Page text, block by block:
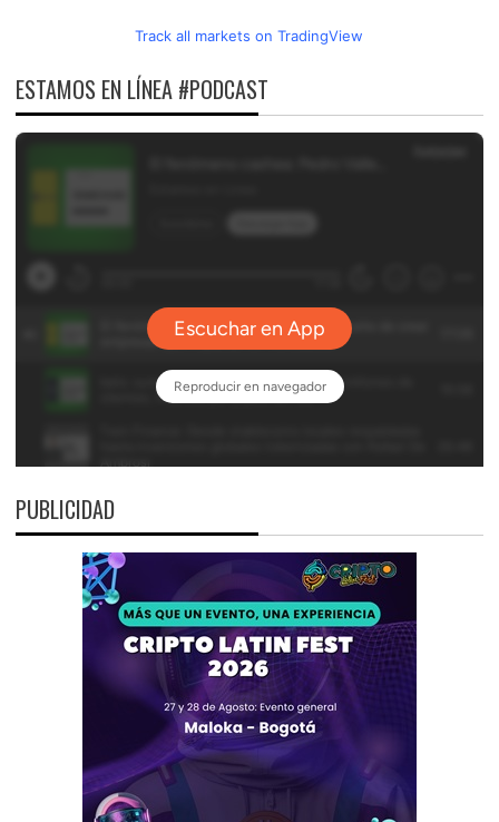
Track all markets on TradingView
ESTAMOS EN LÍNEA #PODCAST
PUBLICIDAD